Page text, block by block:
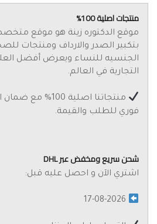
منتجات اصلية 100%
موقع الدكتوره زينة هو موقع
بتكبير الصدر والارداف ومنتجات
الجنسيه للنساء ويعرض أفضل
التجارية في العالم.
منتجاتنا اصلية 100%
فوري للطلب والقيمة.
شحن سريع ومخفض عبر DHL
اشتري الآن و احصل عليه قبل: